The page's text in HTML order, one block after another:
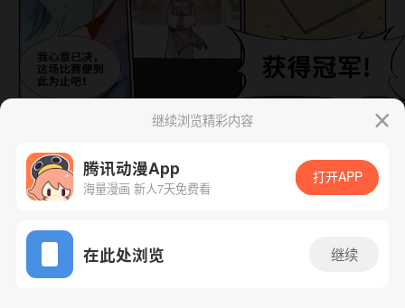
App免费看
下一话 腾漫App免费看
继续浏览精彩内容
腾讯动漫App
海量漫画 新人7天免费看
打开APP
在此处浏览 继续